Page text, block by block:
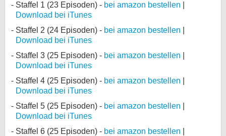
Staffel 1 (23 Episoden) - bei amazon bestellen
Download bei iTunes
Staffel 2 (24 Episoden) - bei amazon bestellen
Download bei iTunes
Staffel 3 (25 Episoden) - bei amazon bestellen
Download bei iTunes
Staffel 4 (25 Episoden) - bei amazon bestellen
Download bei iTunes
Staffel 5 (25 Episoden) - bei amazon bestellen
Download bei iTunes
Staffel 6 (25 Episoden) - bei amazon bestellen
Datenschutz
Cookie-Einstellungen
myFanbase